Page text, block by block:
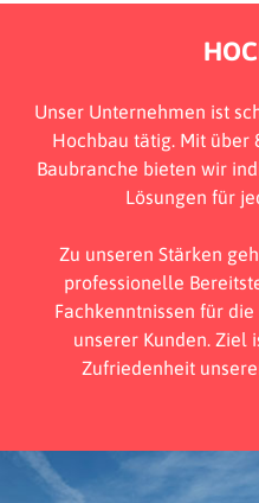
Unser Unternehmen ist
Hochbau tätig. Mit über
Baubranche bieten wir
Lösungen für
Zu unseren Stärken
professionelle
Fachkenntnissen für
unserer Kunden. Ziel
Zufriedenheit